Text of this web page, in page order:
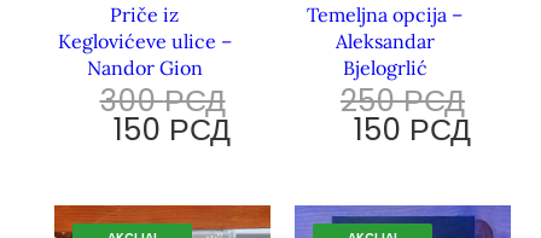
Priče iz
Keglovićeve ulice –
Nandor Gion
300РСД
150 РСД
Temeljna opcija –
Aleksandar
Bjelogrlić
250РСД
150 РСД